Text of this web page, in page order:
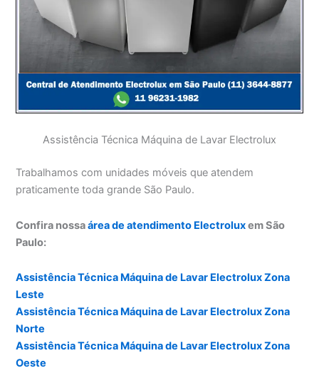
Assistência Técnica Máquina de Lavar Electrolux
Trabalhamos com unidades móveis que atendem
praticamente toda grande São Paulo.
Confira nossaárea de atendimento Electroluxem São
Paulo:
Assistência Técnica Máquina de Lavar Electrolux Zona
Leste
Assistência Técnica Máquina de Lavar Electrolux Zona
Norte
Assistência Técnica Máquina de Lavar Electrolux Zona
Oeste